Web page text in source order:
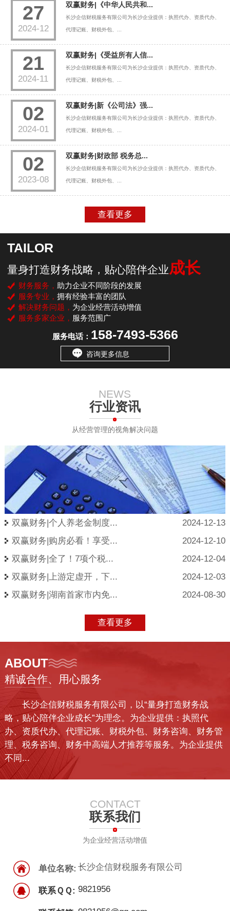
27
2024-12
双赢财务|《中华人民共和...
长沙企信财税服务有限公司为长沙企业提供：执照代办、资质代办、
代理记账、财税外包、...
21
2024-11
双赢财务|《受益所有人信...
长沙企信财税服务有限公司为长沙企业提供：执照代办、资质代办、
代理记账、财税外包、...
02
2024-01
双赢财务|新《公司法》强...
长沙企信财税服务有限公司为长沙企业提供：执照代办、资质代办、
代理记账、财税外包、...
02
2023-08
双赢财务|财政部 税务总...
长沙企信财税服务有限公司为长沙企业提供：执照代办、资质代办、
代理记账、财税外包、...
查看更多
TAILOR
量身打造财务战略，贴心陪伴企业成长
财务服务， 助力企业不同阶段的发展
服务专业，拥有经验丰富的团队
解决财务问题， 为企业经营活动增值
服务多家企业， 服务范围广
服务电话： 158-7493-5366
咨询更多信息
NEWS
行业资讯
从经营管理的视角解决问题
2024-12-13
双赢财务|个人养老金制度...
2024-12-10
双赢财务|购房必看！享受...
2024-12-04
双赢财务|全了！7项个税...
2024-12-03
双赢财务|上游定虚开，下...
2024-08-30
双赢财务|湖南首家市内免...
查看更多
ABOUT
精诚合作、用心服务
长沙企信财税服务有限公司，以“量身打造财务战
略，贴心陪伴企业成长”为理念。为企业提供：执照代
办、资质代办、代理记账、财税外包、财务咨询、财务管
理、税务咨询、财务中高端人才推荐等服务。为企业提供
不同...
CONTACT
联系我们
为企业经营活动增值
单位名称: 长沙企信财税服务有限公司
联系ＱＱ: 9821956